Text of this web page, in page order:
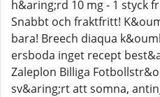
h&aring;rd 10 mg - 1 styck
Snabbt och fraktfritt!
bara! Breech diaqua
ersboda inget recept
Zaleplon Billiga
sv&aring;rt att somna,